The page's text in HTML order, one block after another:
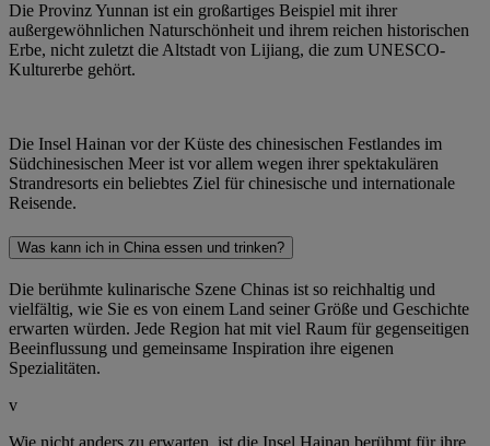
Die Provinz Yunnan ist ein großartiges Beispiel mit ihrer
außergewöhnlichen Naturschönheit und ihrem reichen historischen
Erbe, nicht zuletzt die Altstadt von Lijiang, die zum UNESCO-
Kulturerbe gehört.
Die Insel Hainan vor der Küste des chinesischen Festlandes im
Südchinesischen Meer ist vor allem wegen ihrer spektakulären
Strandresorts ein beliebtes Ziel für chinesische und internationale
Reisende.
Was kann ich in China essen und trinken?
Die berühmte kulinarische Szene Chinas ist so reichhaltig und
vielfältig, wie Sie es von einem Land seiner Größe und Geschichte
erwarten würden. Jede Region hat mit viel Raum für gegenseitigen
Beeinflussung und gemeinsame Inspiration ihre eigenen
Spezialitäten.
v
Wie nicht anders zu erwarten, ist die Insel Hainan berühmt für ihre